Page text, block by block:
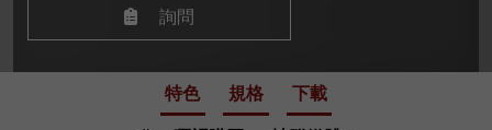
詢問
特色 規格 下載